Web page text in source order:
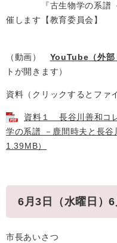
『古生物学の系譜 －
催します【教育委員会】
（動画） YouTube （外
トが開きます）
資料（クリックするとファ
資料１ 長谷川善和コ
学の系譜 －鹿間時夫と長
1.39MB）
6月3日（水曜日）
市長あいさつ